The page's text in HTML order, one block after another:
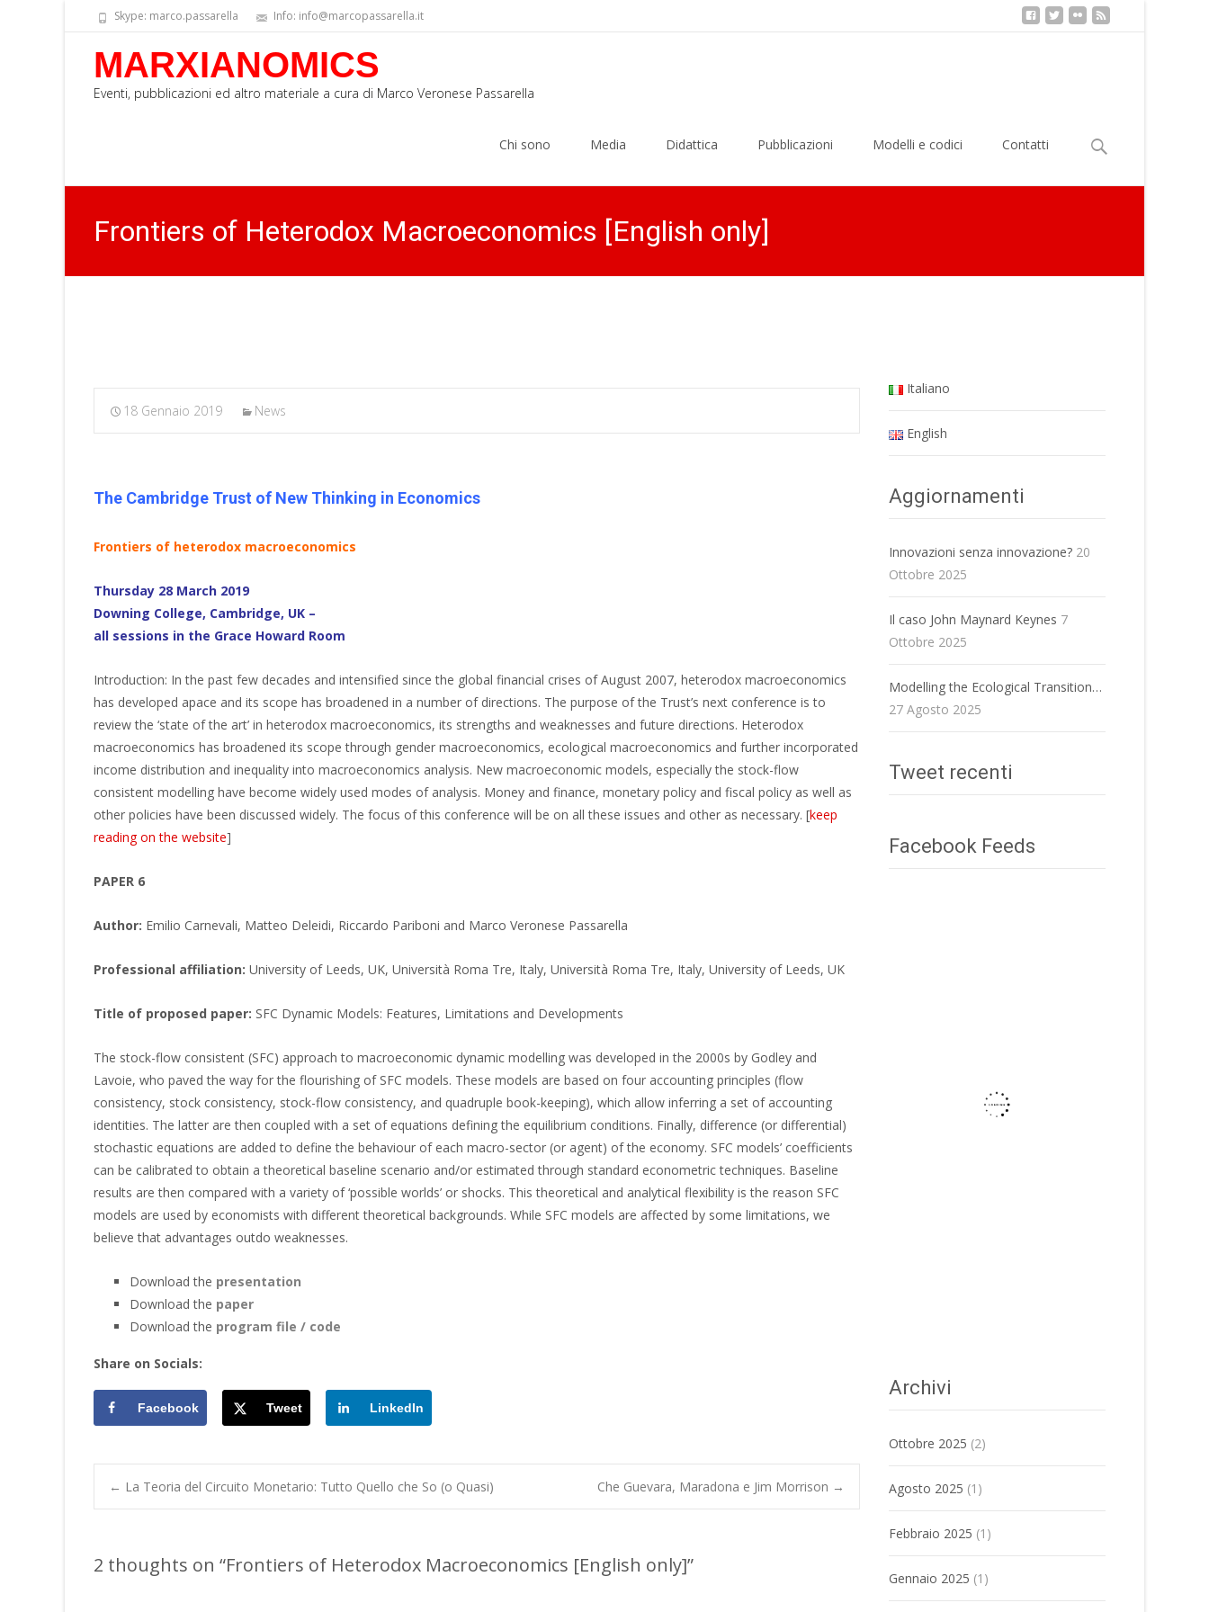
Skype: marco.passarella Info: info@marcopassarella.it
MARXIANOMICS
Eventi, pubblicazioni ed altro materiale a cura di Marco Veronese Passarella
Chi sono Media Didattica Pubblicazioni Modelli e codici Contatti
Ricerca
Frontiers of Heterodox Macroeconomics [English only]
18 Gennaio 2019 News
The Cambridge Trust of New Thinking in Economics
Frontiers of heterodox macroeconomics
Thursday 28 March 2019
Downing College, Cambridge, UK –
all sessions in the Grace Howard Room
Introduction: In the past few decades and intensified since the global financial crises of August 2007, heterodox macroeconomics
has developed apace and its scope has broadened in a number of directions. The purpose of the Trust’s next conference is to
review the ‘state of the art’ in heterodox macroeconomics, its strengths and weaknesses and future directions. Heterodox
macroeconomics has broadened its scope through gender macroeconomics, ecological macroeconomics and further incorporated
income distribution and inequality into macroeconomics analysis. New macroeconomic models, especially the stock-flow
consistent modelling have become widely used modes of analysis. Money and finance, monetary policy and fiscal policy as well as
other policies have been discussed widely. The focus of this conference will be on all these issues and other as necessary. [keep
reading on the website]
PAPER 6
Author: Emilio Carnevali, Matteo Deleidi, Riccardo Pariboni and Marco Veronese Passarella
Professional affiliation: University of Leeds, UK, Università Roma Tre, Italy, Università Roma Tre, Italy, University of Leeds, UK
Title of proposed paper: SFC Dynamic Models: Features, Limitations and Developments
The stock-flow consistent (SFC) approach to macroeconomic dynamic modelling was developed in the 2000s by Godley and
Lavoie, who paved the way for the flourishing of SFC models. These models are based on four accounting principles (flow
consistency, stock consistency, stock-flow consistency, and quadruple book-keeping), which allow inferring a set of accounting
identities. The latter are then coupled with a set of equations defining the equilibrium conditions. Finally, difference (or differential)
stochastic equations are added to define the behaviour of each macro-sector (or agent) of the economy. SFC models’ coefficients
can be calibrated to obtain a theoretical baseline scenario and/or estimated through standard econometric techniques. Baseline
results are then compared with a variety of ‘possible worlds’ or shocks. This theoretical and analytical flexibility is the reason SFC
models are used by economists with different theoretical backgrounds. While SFC models are affected by some limitations, we
believe that advantages outdo weaknesses.
Download the presentation
Download the paper
Download the program file / code
Share on Socials:
Facebook Tweet LinkedIn
Post
navigation
← La Teoria del Circuito Monetario: Tutto Quello che So (o Quasi) Che Guevara, Maradona e Jim Morrison →
2 thoughts on “Frontiers of Heterodox Macroeconomics [English only]”
Italiano
English
Aggiornamenti
Innovazioni senza innovazione? 20
Ottobre 2025
Il caso John Maynard Keynes 7
Ottobre 2025
Modelling the Ecological Transition…
27 Agosto 2025
Tweet recenti
Facebook Feeds
Archivi
Ottobre 2025 (2)
Agosto 2025 (1)
Febbraio 2025 (1)
Gennaio 2025 (1)